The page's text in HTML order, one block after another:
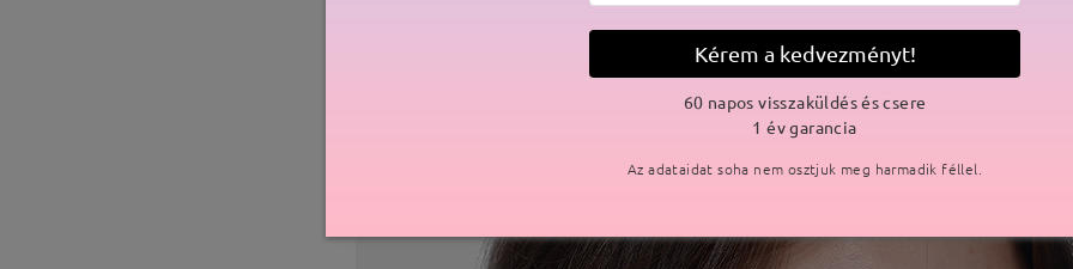
Kérem a kedvezményt!
60 napos visszaküldés és csere
1 év garancia
Az adataidat soha nem osztjuk meg harmadik féllel.